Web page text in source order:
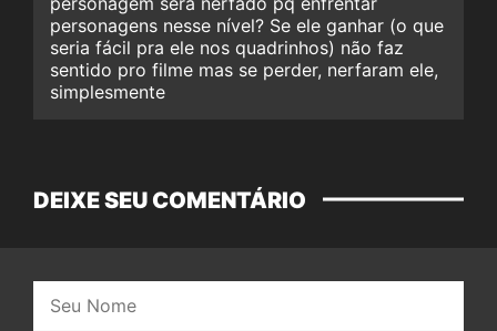
personagens nesse nível? Se ele ganhar (o que
seria fácil pra ele nos quadrinhos) não faz
sentido pro filme mas se perder, nerfaram ele,
simplesmente
DEIXE SEU COMENTÁRIO